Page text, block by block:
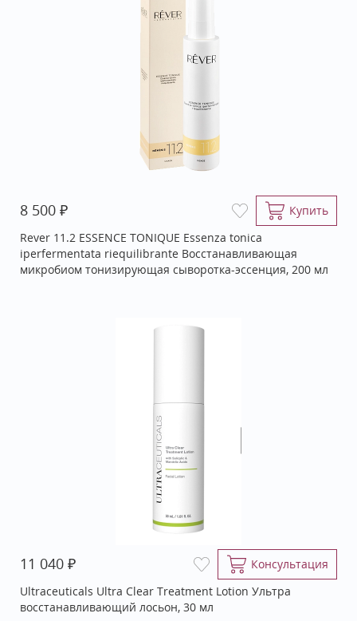
8 500 ₽
Купить
Rever 11.2 ESSENCE TONIQUE Essenza tonica
iperfermentata riequilibrante Восстанавливающая
микробиом тонизирующая сыворотка-эссенция, 200 мл
11 040 ₽
Консультация
Ultraceuticals Ultra Clear Treatment Lotion Ультра
восстанавливающий лосьон, 30 мл